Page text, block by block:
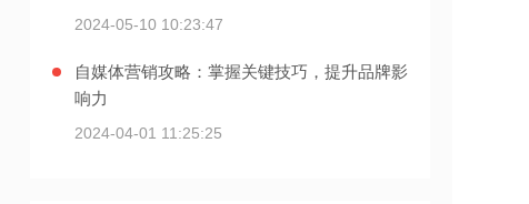
2024-05-10 10:23:47
自媒体营销攻略：掌握关键技巧，提升品牌影
响力
2024-04-01 11:25:25